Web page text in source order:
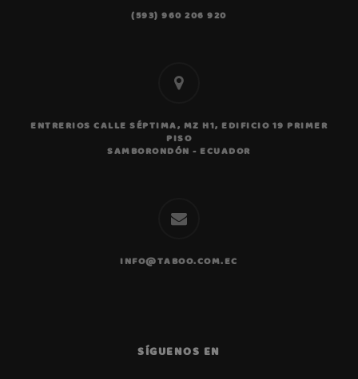
(593) 960 206 920
ENTRERIOS CALLE SÉPTIMA, MZ H1, EDIFICIO 19 PRIMER
PISO
SAMBORONDÓN - ECUADOR
INFO@TABOO.COM.EC
SÍGUENOS EN